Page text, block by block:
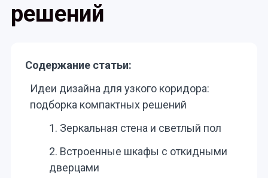
решений
Содержание статьи:
Идеи дизайна для узкого коридора:
подборка компактных решений
1. Зеркальная стена и светлый пол
2. Встроенные шкафы с откидными
дверцами